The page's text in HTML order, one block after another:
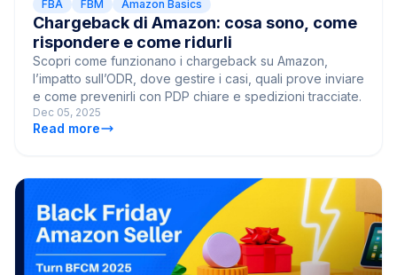
FBA FBM Amazon Basics
Chargeback di Amazon: cosa sono, come
rispondere e come ridurli
Scopri come funzionano i chargeback su Amazon,
l’impatto sull’ODR, dove gestire i casi, quali prove inviare
e come prevenirli con PDP chiare e spedizioni tracciate.
Dec 05, 2025
Read more